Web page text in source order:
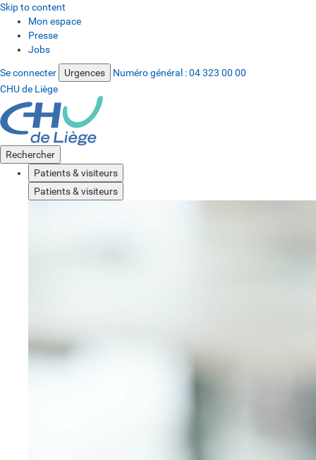
Skip to content
Mon espace
Presse
Jobs
Se connecter Urgences Numéro général :04 323 00 00
CHU de Liège
Rechercher
Patients & visiteurs
Patients & visiteurs